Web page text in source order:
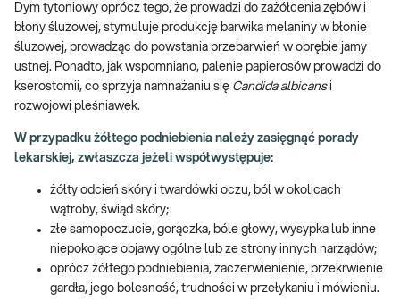
Dym tytoniowy oprócz tego, że prowadzi do zażółcenia zębów i
błony śluzowej, stymuluje produkcję barwika melaniny w błonie
śluzowej, prowadząc do powstania przebarwień w obrębie jamy
ustnej. Ponadto, jak wspomniano, palenie papierosów prowadzi do
kserostomii, co sprzyja namnażaniu się Candida albicansi
rozwojowi pleśniawek.
W przypadku żółtego podniebienia należy zasięgnąć porady
lekarskiej, zwłaszcza jeżeli współwystępuje:
żółty odcień skóry i twardówki oczu, ból w okolicach
wątroby, świąd skóry;
złe samopoczucie, gorączka, bóle głowy, wysypka lub inne
niepokojące objawy ogólne lub ze strony innych narządów;
oprócz żółtego podniebienia, zaczerwienienie, przekrwienie
gardła, jego bolesność, trudności w przełykaniu i mówieniu.